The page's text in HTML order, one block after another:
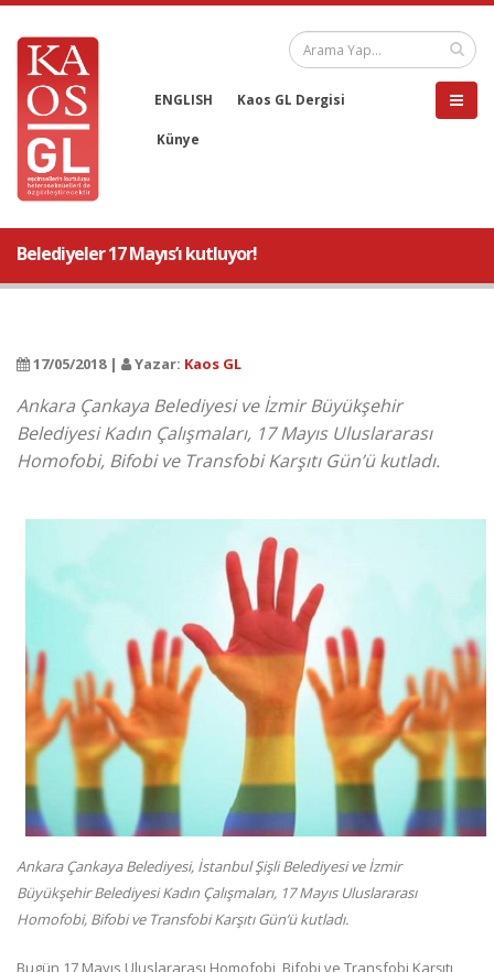
ENGLISH Kaos GL Dergisi
Künye
Belediyeler 17 Mayıs’ı kutluyor!
17/05/2018 | Yazar: Kaos GL
Ankara Çankaya Belediyesi ve İzmir Büyükşehir
Belediyesi Kadın Çalışmaları, 17 Mayıs Uluslararası
Homofobi, Bifobi ve Transfobi Karşıtı Gün’ü kutladı.
Ankara Çankaya Belediyesi, İstanbul Şişli Belediyesi ve İzmir
Büyükşehir Belediyesi Kadın Çalışmaları, 17 Mayıs Uluslararası
Homofobi, Bifobi ve Transfobi Karşıtı Gün’ü kutladı.​
Bugün 17 Mayıs Uluslararası Homofobi, Bifobi ve Transfobi Karşıtı